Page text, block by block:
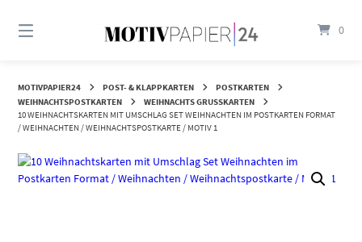
zum
0
MOTIVPAPIER24 POST- & KLAPPKARTEN
POSTKARTEN
WEIHNACHTSPOSTKARTEN
WEIHNACHTS GRUSSKARTEN
10 WEIHNACHTSKARTEN MIT UMSCHLAG SET WEIHNACHTEN IM POSTKARTEN FORMAT
/ WEIHNACHTEN / WEIHNACHTSPOSTKARTE / MOTIV 1